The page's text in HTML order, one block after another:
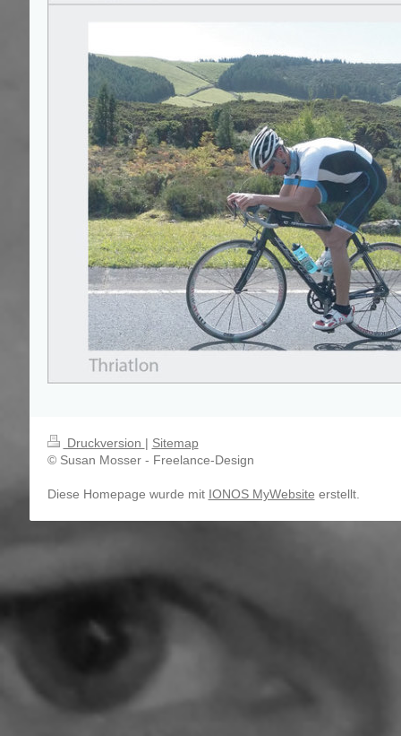
Druckversion | Sitemap
© Susan Mosser - Freelance-Design
Diese Homepage wurde mit IONOS MyWebsite erstellt.